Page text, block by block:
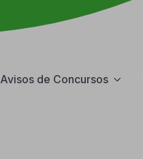
Avisos de Concursos